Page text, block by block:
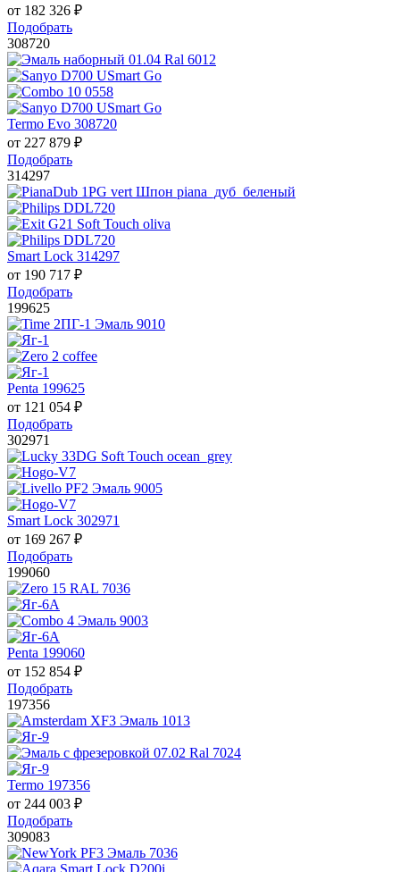
от 182 326 ₽
Подобрать
308720
Termo Evo 308720
от 227 879 ₽
Подобрать
314297
Smart Lock 314297
от 190 717 ₽
Подобрать
199625
Penta 199625
от 121 054 ₽
Подобрать
302971
Smart Lock 302971
от 169 267 ₽
Подобрать
199060
Penta 199060
от 152 854 ₽
Подобрать
197356
Termo 197356
от 244 003 ₽
Подобрать
309083